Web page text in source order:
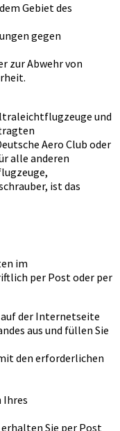
Gebiet des
gegen
zur Abwehr von
und
Aero Club oder
alle anderen
ist das
im
per Post oder per
der Internetseite
aus und füllen Sie
den erforderlichen
Ihres
Sie per Post